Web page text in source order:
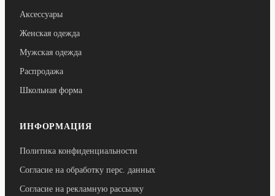
Аксессуары
Женская одежда
Мужская одежда
Распродажа
Школьная форма
ИНФОРМАЦИЯ
Политика конфиденциальности
Согласие на обработку перс. данных
Согласие на рекламную рассылку